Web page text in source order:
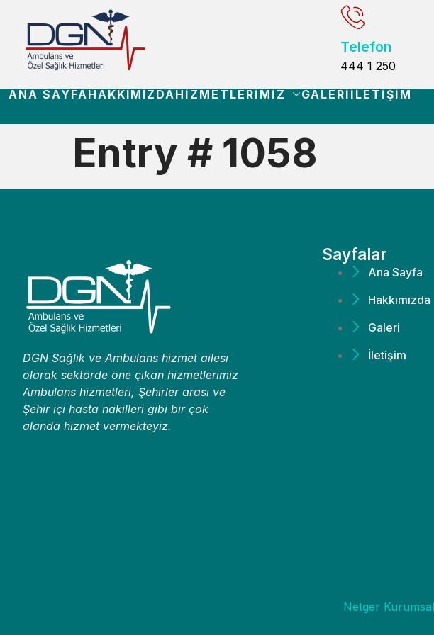
Telefon
444 1 250
ANA SAYFAHAKKIMIZDAHIZMETLERIMIZ GALERI İLETIŞIM
Entry # 1058
DGN Sağlık ve Ambulans hizmet ailesi
olarak sektörde öne çıkan hizmetlerimiz
Ambulans hizmetleri, Şehirler arası ve
Şehir içi hasta nakilleri gibi bir çok
alanda hizmet vermekteyiz.
Sayfalar
Ana Sayfa
Hakkımızda
Galeri
İletişim
Netger